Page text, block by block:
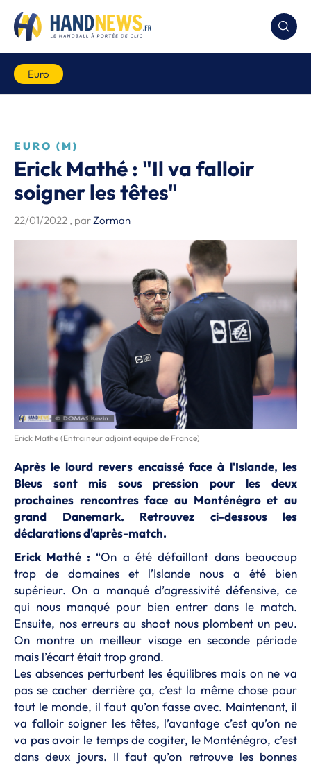
Euro
EURO (M)
Erick Mathé : "Il va falloir
soigner les têtes"
22/01/2022 , parZorman
Erick Mathe (Entraineur adjoint equipe de France)
Après le lourd revers encaissé face à l'Islande, les
Bleus sont mis sous pression pour les deux
prochaines rencontres face au Monténégro et au
grand Danemark. Retrouvez ci-dessous les
déclarations d'après-match.
Erick Mathé : “On a été défaillant dans beaucoup
trop de domaines et l’Islande nous a été bien
supérieur. On a manqué d’agressivité défensive, ce
qui nous manqué pour bien entrer dans le match.
Ensuite, nos erreurs au shoot nous plombent un peu.
On montre un meilleur visage en seconde période
mais l’écart était trop grand.
Les absences perturbent les équilibres mais on ne va
pas se cacher derrière ça, c’est la même chose pour
tout le monde, il faut qu’on fasse avec. Maintenant, il
va falloir soigner les têtes, l’avantage c’est qu’on ne
va pas avoir le temps de cogiter, le Monténégro, c’est
dans deux jours. Il faut qu’on retrouve les bonnes